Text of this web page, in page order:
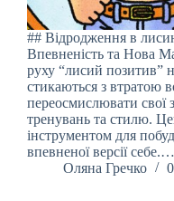
## Відродження в
Впевненість та Нова
руху “лисий позитив”
стикаються з втратою
переосмислювати свої
тренувань та стилю.
інструментом для
впевненої версії себе.…
Оляна Гречко